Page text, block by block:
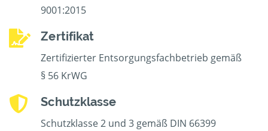
9001:2015
Zertifikat
Zertifizierter Entsorgungsfachbetrieb gemäß
§ 56 KrWG
Schutzklasse
Schutzklasse 2 und 3 gemäß DIN 66399